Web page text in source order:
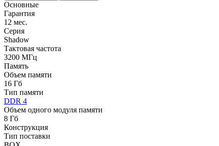
Основные
Гарантия
12 мес.
Серия
Shadow
Тактовая частота
3200 МГц
Память
Объем памяти
16 Гб
Тип памяти
DDR 4
Объем одного модуля памяти
8 Гб
Конструкция
Тип поставки